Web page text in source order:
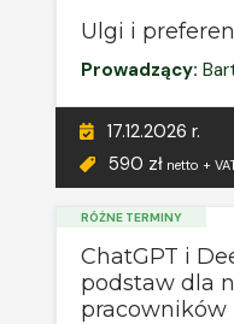
Ulgi i
Prowadzący:
17.12.2026 r.
590 zł netto +
RÓŻNE TERMINY
ChatGPT i
podstaw dla
pracowników